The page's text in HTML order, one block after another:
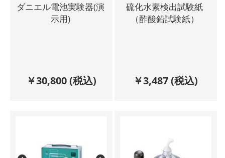
ダニエル電池実験器(演
示用)
￥30,800(税込)
硫化水素検出試験紙
（酢酸鉛試験紙）
￥3,487(税込)